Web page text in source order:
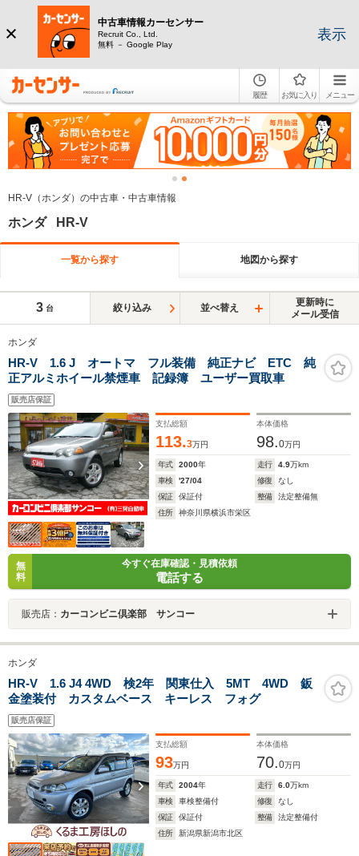
中古車情報カーセンサー
Recruit Co., Ltd.
無料 － Google Play
表示
履歴 お気に入り メニュー
HR-V（ホンダ）の中古車・中古車情報
ホンダ HR-V
一覧から探す 地図から探す
3 台 絞り込み 並べ替え
更新時に
メール受信
ホンダ
HR-V 1.6 J オートマ フル装備 純正ナビ ETC 純
正アルミホイール禁煙車 記録簿 ユーザー買取車
販売店保証
支払総額
113.3万円
本体価格
98.0万円
年式 2000年 走行 4.9万km
車検
'27/04 修復
なし
保証
保証付 整備
法定整備無
住所
神奈川県横浜市栄区
無
料
今すぐ在庫確認・見積依頼
電話する
販売店： カーコンビニ倶楽部 サンコー
ホンダ
HR-V 1.6 J4 4WD 検2年 関東仕入 5MT 4WD 鈑
金塗装付 カスタムベース キーレス フォグ
販売店保証
支払総額
93万円
本体価格
70.0万円
年式 2004年 走行 6.0万km
車検
車検整備付 修復
なし
保証
保証付 整備
法定整備付
住所
新潟県新潟市北区